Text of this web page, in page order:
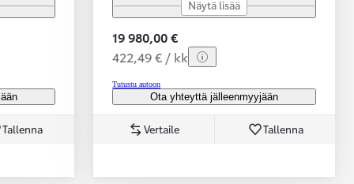
Tallenna
Näytä lisää
19 980,00 €
422,49 € / kk
Tutustu autoon
Ota yhteyttä jälleenmyyjään
Vertaile Tallenna